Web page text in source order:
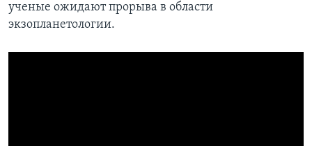
ученые ожидают прорыва в области
экзопланетологии.